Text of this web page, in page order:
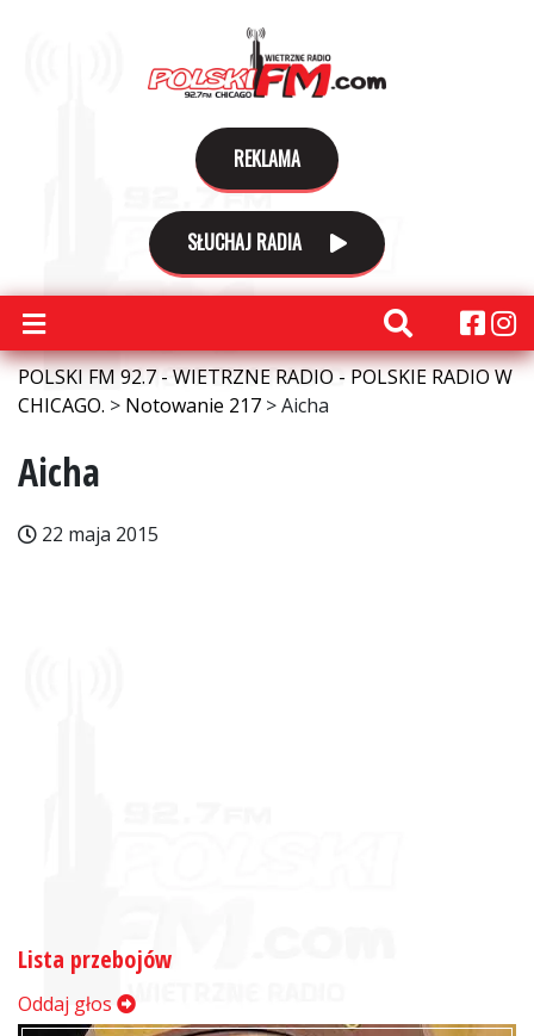
REKLAMA
SŁUCHAJ RADIA
POLSKI FM 92.7 - WIETRZNE RADIO - POLSKIE RADIO W
CHICAGO. > Notowanie 217 >Aicha
Aicha
22 maja 2015
Lista przebojów
Oddaj głos